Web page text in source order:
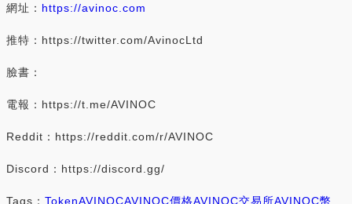
網址： https://avinoc.com
推特：https://twitter.com/AvinocLtd
臉書：
電報：https://t.me/AVINOC
Reddit：https://reddit.com/r/AVINOC
Discord：https://discord.gg/
Tags： TokenAVINOCAVINOC價格AVINOC交易所AVINOC幣